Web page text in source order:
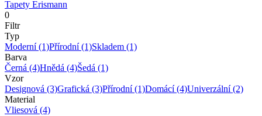
Tapety Erismann
0
Filtr
Typ
Moderní(1)Přírodní(1)Skladem (1)
Barva
Černá (4)Hnědá (4)Šedá (1)
Vzor
Designová (3)Grafická (3)Přírodní(1)Domácí(4)Univerzální(2)
Material
Vliesová (4)